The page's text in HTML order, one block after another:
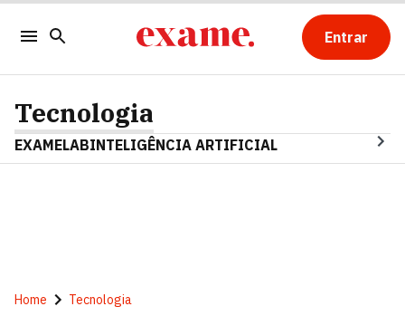
Entrar
Tecnologia
EXAMELABINTELIGÊNCIA ARTIFICIAL
Home Tecnologia